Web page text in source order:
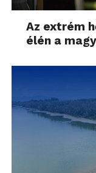
Az extrém
élén a